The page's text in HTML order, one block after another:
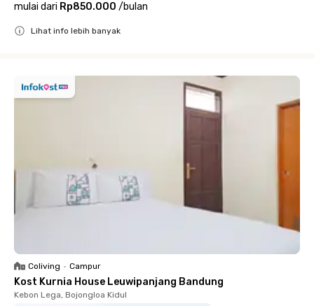
mulai dari Rp850.000 /bulan
Lihat info lebih banyak
Coliving • Campur
Kost Kurnia House Leuwipanjang Bandung
Kebon Lega, Bojongloa Kidul